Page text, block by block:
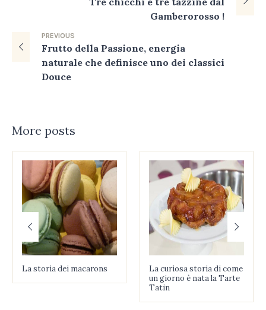
Gamberorosso !
PREVIOUS
Frutto della Passione, energia
naturale che definisce uno dei classici
Douce
More posts
La storia dei macarons
La curiosa storia di come
un giorno è nata la Tarte
Tatin